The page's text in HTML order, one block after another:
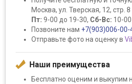
Москва, ул. Тверская, 12, стр. 8
Пт: 9-00 до 19-30, Сб-Вс: 10-
Позвоните нам +7(903)006-00-
Отправьте фото на оценку в
Наши преимущества
Бесплатно оценим и выкупим